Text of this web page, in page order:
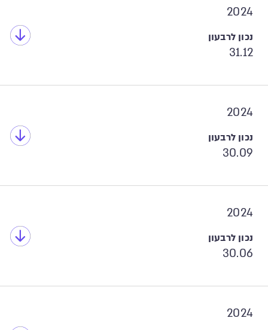
2024
31.12
2024
30.09
2024
30.06
2024